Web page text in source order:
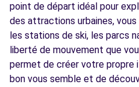
Free2Move Rent -
- FRANCHEVILLE (C)
BIS AVENUE DU CHATER
FRANCHEVILLE, 69340
point de départ idéal pour
des attractions urbaines,
les stations de ski, les parcs
liberté de mouvement que
permet de créer votre propre
bon vous semble et de